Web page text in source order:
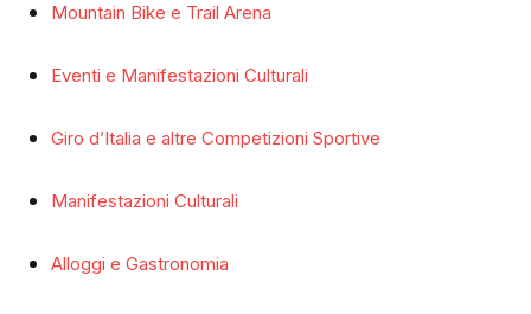
Mountain Bike e Trail Arena
Eventi e Manifestazioni Culturali
Giro d’Italia e altre Competizioni Sportive
Manifestazioni Culturali
Alloggi e Gastronomia